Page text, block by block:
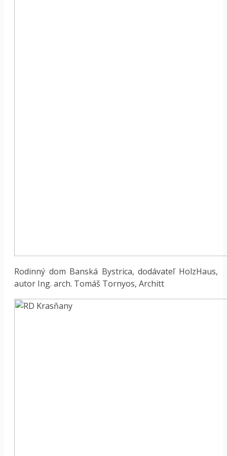
Rodinný dom Banská Bystrica, dodávateľ HolzHaus,
autor Ing. arch. Tomáš Tornyos, Architt